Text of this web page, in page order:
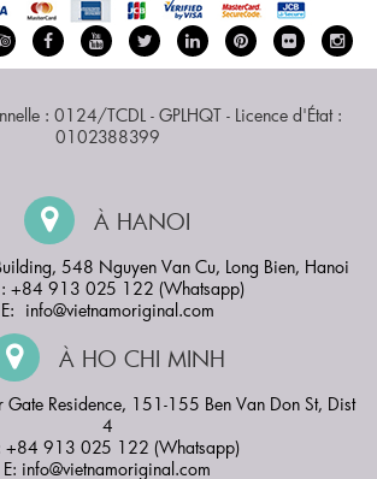
: 0124/TCDL - GPLHQT - Licence d'État :
0102388399
À HANOI
548 Nguyen Van Cu, Long Bien, Hanoi
+84 913 025 122 (Whatsapp)
E: info@vietnamoriginal.com
À HO CHI MINH
Gate Residence, 151-155 Ben Van Don St, Dist
4
+84 913 025 122 (Whatsapp)
E: info@vietnamoriginal.com